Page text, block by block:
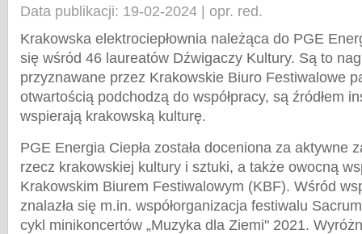
Data publikacji: 19-02-2024 | opr. red.
Krakowska elektrociepłownia należąca do PGE
się wśród 46 laureatów Dźwigaczy Kultury. Są to
przyznawane przez Krakowskie Biuro Festiwalowe
otwartością podchodzą do współpracy, są źródłem
wspierają krakowską kulturę.
PGE Energia Ciepła została doceniona za aktywne
rzecz krakowskiej kultury i sztuki, a także owocną
Krakowskim Biurem Festiwalowym (KBF). Wśród
znalazła się m.in. współorganizacja festiwalu
cykl minikoncertów „Muzyka dla Ziemi" 2021.